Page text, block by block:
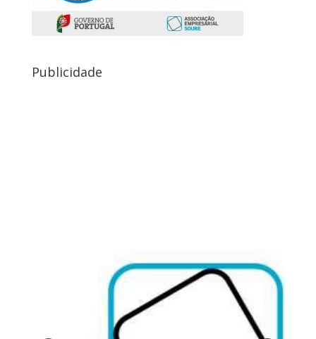
Publicidade